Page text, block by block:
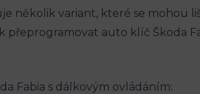
několik variant, které se mohou
auto klíč Škoda
Fabia s dálkovým ovládáním: